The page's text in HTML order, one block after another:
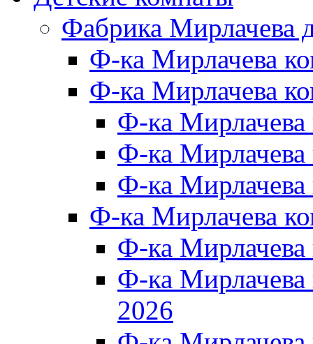
Фабрика Мирлачева
Ф-ка Мирлачева
Ф-ка Мирлачева
Ф-ка
Ф-ка Мирлачева
Ф-ка Мирлачева
Ф-ка Мирлачева
Ф-ка
Ф-ка
2026